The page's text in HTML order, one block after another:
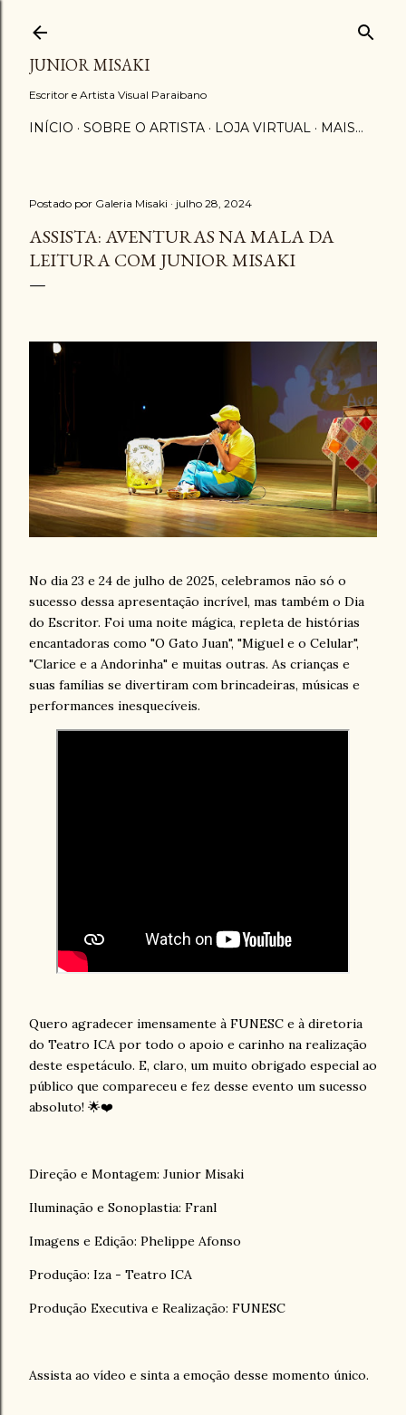
JUNIOR MISAKI
Escritor e Artista Visual Paraibano
INÍCIO SOBRE O ARTISTA LOJA VIRTUAL MAIS…
Postado por Galeria Misaki julho 28, 2024
ASSISTA: AVENTURAS NA MALA DA
LEITURA COM JUNIOR MISAKI
No dia 23 e 24 de julho de 2025, celebramos não só o
sucesso dessa apresentação incrível, mas também o Dia
do Escritor. Foi uma noite mágica, repleta de histórias
encantadoras como "O Gato Juan", "Miguel e o Celular",
"Clarice e a Andorinha" e muitas outras. As crianças e
suas famílias se divertiram com brincadeiras, músicas e
performances inesquecíveis.
Quero agradecer imensamente à FUNESC e à diretoria
do Teatro ICA por todo o apoio e carinho na realização
deste espetáculo. E, claro, um muito obrigado especial ao
público que compareceu e fez desse evento um sucesso
absoluto! 🌟❤️
Direção e Montagem: Junior Misaki
Iluminação e Sonoplastia: Franl
Imagens e Edição: Phelippe Afonso
Produção: Iza - Teatro ICA
Produção Executiva e Realização: FUNESC
Assista ao vídeo e sinta a emoção desse momento único.